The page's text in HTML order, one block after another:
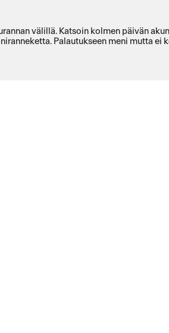
välillä. Katsoin kolmen päivän
Palautukseen meni mutta ei